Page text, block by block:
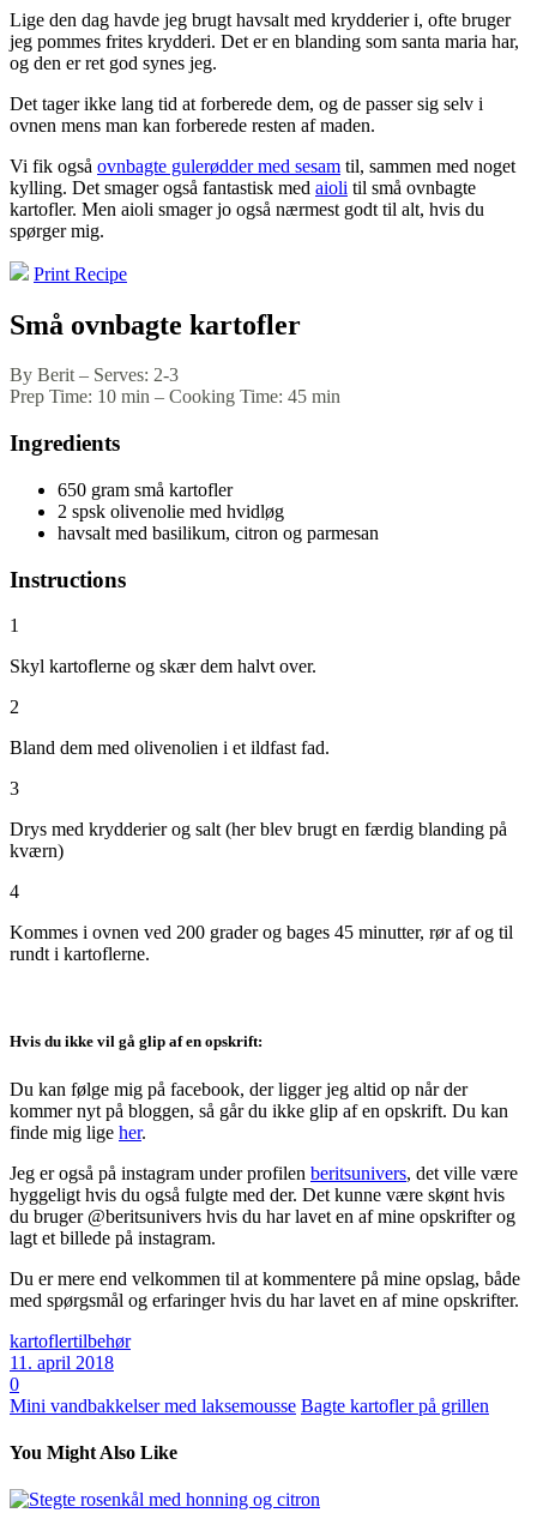
Lige den dag havde jeg brugt havsalt med krydderier i, ofte bruger
jeg pommes frites krydderi. Det er en blanding som santa maria har,
og den er ret god synes jeg.
Det tager ikke lang tid at forberede dem, og de passer sig selv i
ovnen mens man kan forberede resten af maden.
Vi fik også ovnbagte gulerødder med sesam til, sammen med noget
kylling. Det smager også fantastisk med aioli til små ovnbagte
kartofler. Men aioli smager jo også nærmest godt til alt, hvis du
spørger mig.
Print Recipe
Små ovnbagte kartofler
By Berit – Serves: 2-3
Prep Time: 10 min – Cooking Time: 45 min
Ingredients
650 gram små kartofler
2 spsk olivenolie med hvidløg
havsalt med basilikum, citron og parmesan
Instructions
1
Skyl kartoflerne og skær dem halvt over.
2
Bland dem med olivenolien i et ildfast fad.
3
Drys med krydderier og salt (her blev brugt en færdig blanding på
kværn)
4
Kommes i ovnen ved 200 grader og bages 45 minutter, rør af og til
rundt i kartoflerne.
Hvis du ikke vil gå glip af en opskrift:
Du kan følge mig på facebook, der ligger jeg altid op når der
kommer nyt på bloggen, så går du ikke glip af en opskrift. Du kan
finde mig lige her.
Jeg er også på instagram under profilen beritsunivers, det ville være
hyggeligt hvis du også fulgte med der. Det kunne være skønt hvis
du bruger @beritsunivers hvis du har lavet en af mine opskrifter og
lagt et billede på instagram.
Du er mere end velkommen til at kommentere på mine opslag, både
med spørgsmål og erfaringer hvis du har lavet en af mine opskrifter.
kartoflertilbehør
11. april 2018
0
Mini vandbakkelser med laksemousse Bagte kartofler på grillen
You Might Also Like